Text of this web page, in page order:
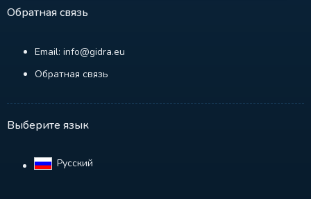
Обратная связь
Email: info@gidra.eu
Обратная связь
Выберите язык
Русский‎